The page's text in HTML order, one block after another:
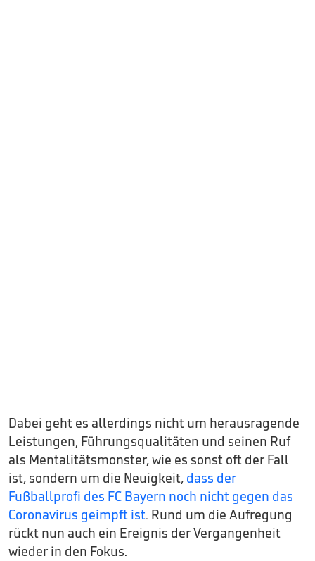
Dabei geht es allerdings nicht um herausragende
Leistungen, Führungsqualitäten und seinen Ruf
als Mentalitätsmonster, wie es sonst oft der Fall
ist, sondern um die Neuigkeit, dass der
Fußballprofi des FC Bayern noch nicht gegen das
Coronavirus geimpft ist. Rund um die Aufregung
rückt nun auch ein Ereignis der Vergangenheit
wieder in den Fokus.